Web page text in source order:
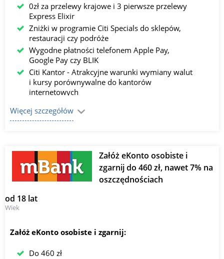
0zł za przelewy krajowe i 3 pierwsze przelewy
Express Elixir
Zniżki w programie Citi Specials do sklepów,
restauracji czy podróże
Wygodne płatności telefonem Apple Pay,
Google Pay czy BLIK
Citi Kantor - Atrakcyjne warunki wymiany walut
i kursy porównywalne do kantorów
internetowych
6 % na Koncie SuperOszczędnościowym do 20
Więcej szczegółów
Załóż eKonto osobiste i
zgarnij do 460 zł, nawet 7% na
oszczędnościach
od 18 lat
Wiek
Załóż eKonto osobiste i zgarnij:
Do 460 zł